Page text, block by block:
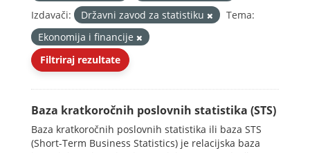
Izdavači:
Državni zavod za statistiku
Tema:
Ekonomija i financije
Filtriraj rezultate
Baza kratkoročnih poslovnih statistika (STS)
Baza kratkoročnih poslovnih statistika ili baza STS
(Short-Term Business Statistics) je relacijska baza